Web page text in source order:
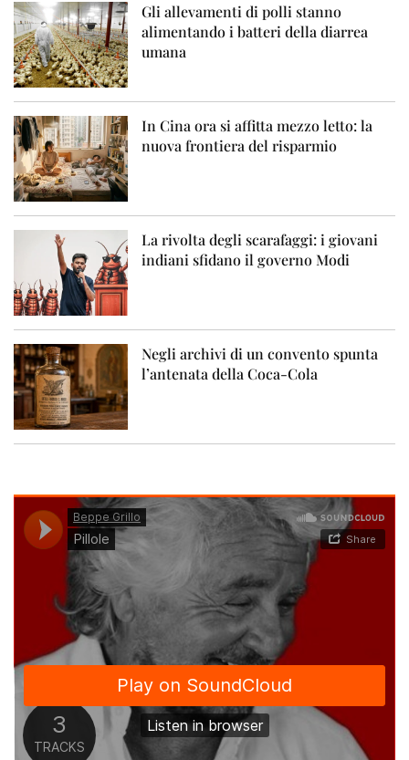
Gli allevamenti di polli stanno
alimentando i batteri della diarrea
umana
In Cina ora si affitta mezzo letto: la
nuova frontiera del risparmio
La rivolta degli scarafaggi: i giovani
indiani sfidano il governo Modi
Negli archivi di un convento spunta
l’antenata della Coca-Cola